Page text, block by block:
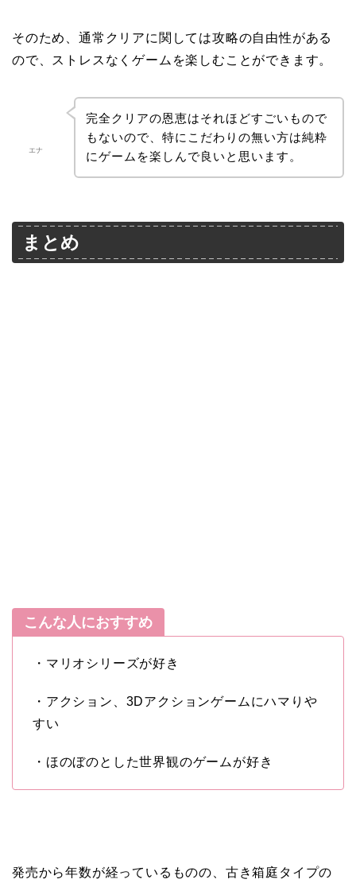
そのため、通常クリアに関しては攻略の自由性がある
ので、ストレスなくゲームを楽しむことができます。
エナ
完全クリアの恩恵はそれほどすごいもので
もないので、特にこだわりの無い方は純粋
にゲームを楽しんで良いと思います。
まとめ
こんな人におすすめ
・マリオシリーズが好き
・アクション、3Dアクションゲームにハマりや
すい
・ほのぼのとした世界観のゲームが好き
発売から年数が経っているものの、古き箱庭タイプの